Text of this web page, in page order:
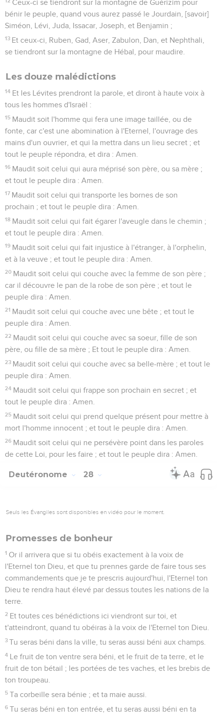
Ceux-ci se tiendront sur la montagne de Guérizim pour
bénir le peuple, quand vous aurez passé le Jourdain, [savoir]
Siméon, Lévi, Juda, Issacar, Joseph, et Benjamin ;
13 Et ceux-ci, Ruben, Gad, Aser, Zabulon, Dan, et Nephthali,
se tiendront sur la montagne de Hébal, pour maudire.
Les douze malédictions
14 Et les Lévites prendront la parole, et diront à haute voix à
tous les hommes d'Israël :
15 Maudit soit l'homme qui fera une image taillée, ou de
fonte, car c'est une abomination à l'Eternel, l'ouvrage des
mains d'un ouvrier, et qui la mettra dans un lieu secret ; et
tout le peuple répondra, et dira : Amen.
16 Maudit soit celui qui aura méprisé son père, ou sa mère ;
et tout le peuple dira : Amen.
17 Maudit soit celui qui transporte les bornes de son
prochain ; et tout le peuple dira : Amen.
18 Maudit soit celui qui fait égarer l'aveugle dans le chemin ;
et tout le peuple dira : Amen.
19 Maudit soit celui qui fait injustice à l'étranger, à l'orphelin,
et à la veuve ; et tout le peuple dira : Amen.
20 Maudit soit celui qui couche avec la femme de son père ;
car il découvre le pan de la robe de son père ; et tout le
peuple dira : Amen.
21 Maudit soit celui qui couche avec une bête ; et tout le
peuple dira : Amen.
22 Maudit soit celui qui couche avec sa soeur, fille de son
père, ou fille de sa mère ; Et tout le peuple dira : Amen.
23 Maudit soit celui qui couche avec sa belle-mère ; et tout le
peuple dira : Amen.
24 Maudit soit celui qui frappe son prochain en secret ; et
tout le peuple dira : Amen.
25 Maudit soit celui qui prend quelque présent pour mettre à
mort l'homme innocent ; et tout le peuple dira : Amen.
26 Maudit soit celui qui ne persévère point dans les paroles
de cette Loi, pour les faire ; et tout le peuple dira : Amen.
Deutéronome 28
Seuls les Évangiles sont disponibles en vidéo pour le moment.
Promesses de bonheur
1 Or il arrivera que si tu obéis exactement à la voix de
l'Eternel ton Dieu, et que tu prennes garde de faire tous ses
commandements que je te prescris aujourd'hui, l'Eternel ton
Dieu te rendra haut élevé par dessus toutes les nations de la
terre.
2 Et toutes ces bénédictions ici viendront sur toi, et
t'atteindront, quand tu obéiras à la voix de l'Eternel ton Dieu.
3 Tu seras béni dans la ville, tu seras aussi béni aux champs.
4 Le fruit de ton ventre sera béni, et le fruit de ta terre, et le
fruit de ton bétail ; les portées de tes vaches, et les brebis de
ton troupeau.
5 Ta corbeille sera bénie ; et ta maie aussi.
6 Tu seras béni en ton entrée, et tu seras aussi béni en ta